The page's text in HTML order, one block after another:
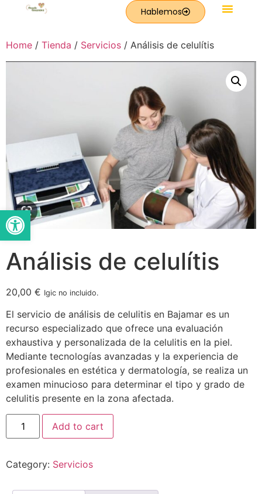
Abrir barra de herramientas
Hablemos
Home / Tienda / Servicios / Análisis de celulítis
Análisis de celulítis
20,00 € Igic no incluido.
El servicio de análisis de celulitis en Bajamar es un
recurso especializado que ofrece una evaluación
exhaustiva y personalizada de la celulitis en la piel.
Mediante tecnologías avanzadas y la experiencia de
profesionales en estética y dermatología, se realiza un
examen minucioso para determinar el tipo y grado de
celulitis presente en la zona afectada.
Add to cart
Category: Servicios